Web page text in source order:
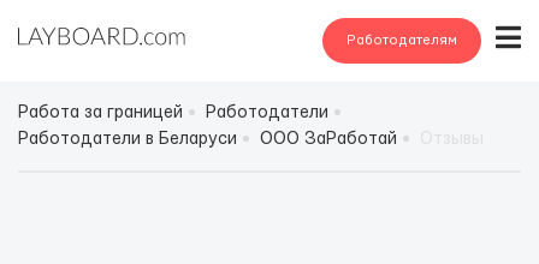
Работодателям
Работа за границей
Работодатели
Работодатели в Беларуси
ООО ЗаРаботай